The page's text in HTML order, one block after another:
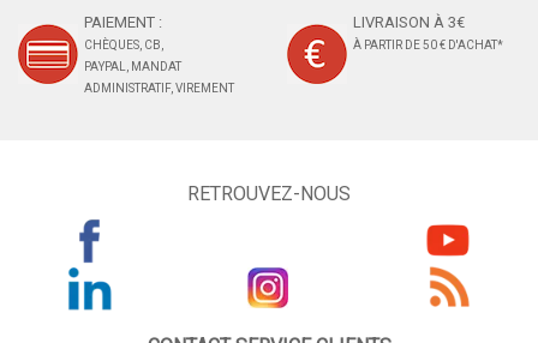
PAIEMENT :
CHÈQUES, CB,
PAYPAL, MANDAT
ADMINISTRATIF, VIREMENT
LIVRAISON À 3€
À PARTIR DE 50 € D'ACHAT*
RETROUVEZ-NOUS